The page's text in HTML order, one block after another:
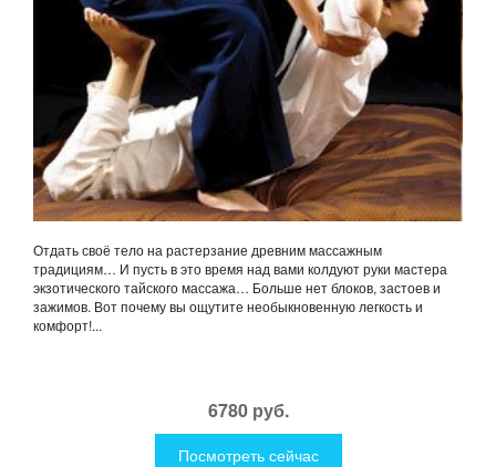
Отдать своё тело на растерзание древним массажным
традициям… И пусть в это время над вами колдуют руки мастера
экзотического тайского массажа… Больше нет блоков, застоев и
зажимов. Вот почему вы ощутите необыкновенную легкость и
комфорт!...
6780 руб.
Посмотреть сейчас